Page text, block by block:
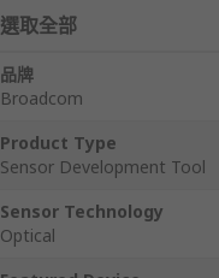
選取全部
品牌
Broadcom
Product Type
Sensor Development Tool
Sensor Technology
Optical